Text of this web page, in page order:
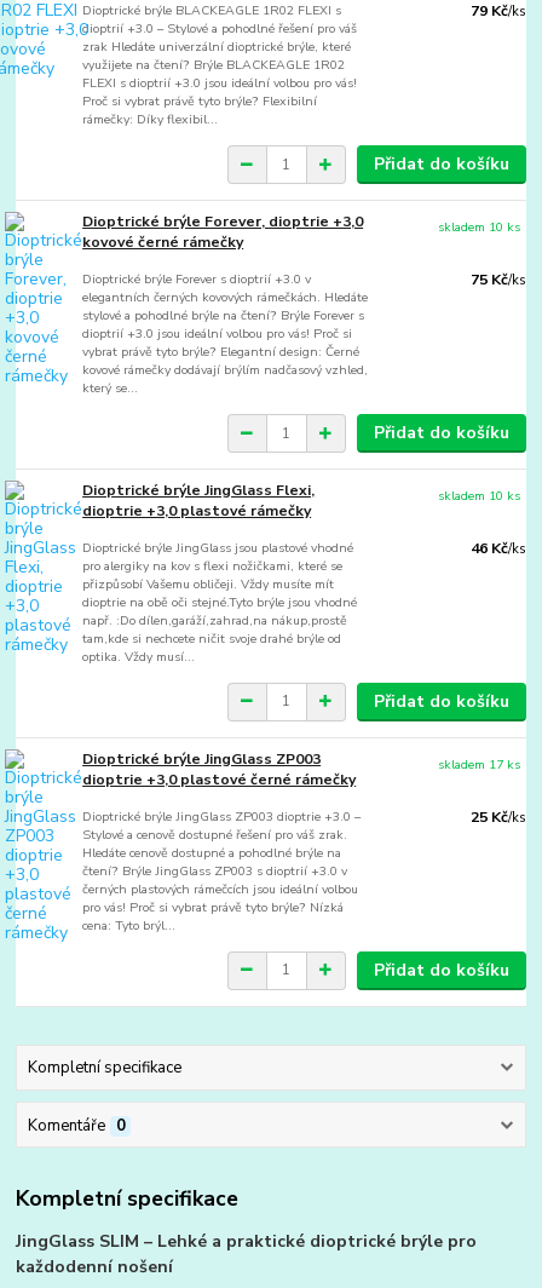
Dioptrické brýle BLACKEAGLE 1R02 FLEXI s
dioptrií +3.0 – Stylové a pohodlné řešení pro váš
zrak Hledáte univerzální dioptrické brýle, které
využijete na čtení? Brýle BLACKEAGLE 1R02
FLEXI s dioptrií +3.0 jsou ideální volbou pro vás!
Proč si vybrat právě tyto brýle? Flexibilní
rámečky: Díky flexibil...
79 Kč/ks
Přidat do košíku
Dioptrické brýle Forever, dioptrie +3,0
kovové černé rámečky
Dioptrické brýle Forever s dioptrií +3.0 v
elegantních černých kovových rámečkách. Hledáte
stylové a pohodlné brýle na čtení? Brýle Forever s
dioptrií +3.0 jsou ideální volbou pro vás! Proč si
vybrat právě tyto brýle? Elegantní design: Černé
kovové rámečky dodávají brýlím nadčasový vzhled,
který se...
75 Kč/ks
skladem 10 ks
Přidat do košíku
Dioptrické brýle JingGlass Flexi,
dioptrie +3,0 plastové rámečky
Dioptrické brýle JingGlass jsou plastové vhodné
pro alergiky na kov s flexi nožičkami, které se
přizpůsobí Vašemu obličeji. Vždy musíte mít
dioptrie na obě oči stejné.Tyto brýle jsou vhodné
např. :Do dílen,garáží,zahrad,na nákup,prostě
tam,kde si nechcete ničit svoje drahé brýle od
optika. Vždy musí...
46 Kč/ks
skladem 10 ks
Přidat do košíku
Dioptrické brýle JingGlass ZP003
dioptrie +3,0 plastové černé rámečky
Dioptrické brýle JingGlass ZP003 dioptrie +3.0 –
Stylové a cenově dostupné řešení pro váš zrak.
Hledáte cenově dostupné a pohodlné brýle na
čtení? Brýle JingGlass ZP003 s dioptrií +3.0 v
černých plastových rámečcích jsou ideální volbou
pro vás! Proč si vybrat právě tyto brýle? Nízká
cena: Tyto brýl...
25 Kč/ks
skladem 17 ks
Přidat do košíku
Kompletní specifikace
Komentáře 0
Kompletní specifikace
JingGlass SLIM – Lehké a praktické dioptrické brýle pro
každodenní nošení